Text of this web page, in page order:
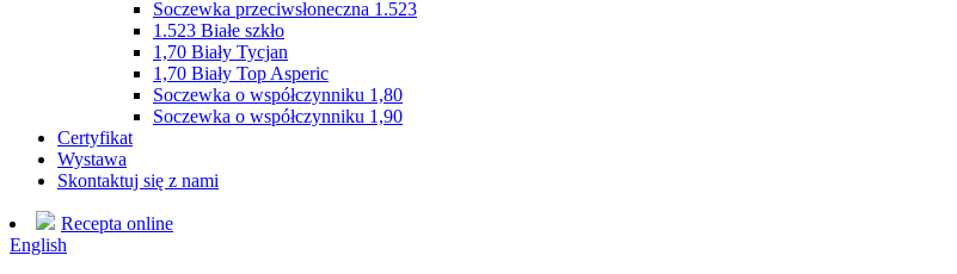
Soczewka przeciwsłoneczna 1.523
1.523 Białe szkło
1,70 Biały Tycjan
1,70 Biały Top Asperic
Soczewka o współczynniku 1,80
Soczewka o współczynniku 1,90
Certyfikat
Wystawa
Skontaktuj się z nami
Recepta online
English